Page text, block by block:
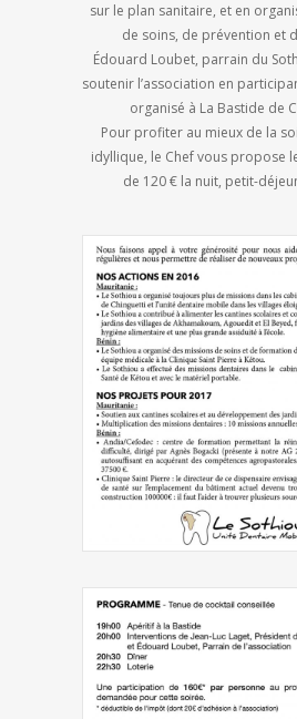
sur le plan sanitaire, et en
de soins, de prévention et
Édouard Loubet, parrain du
soutenir l’association en
organisé à La Bastide de
Pour profiter au mieux de la
idyllique, le Chef vous propose
de 120 € la nuit, petit-